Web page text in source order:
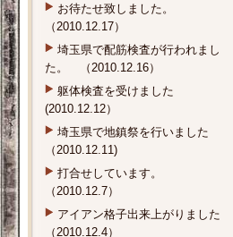
お待たせ致しました。
（2010.12.17）
埼玉県で配筋検査が行われまし
た。 （2010.12.16）
躯体検査を受けました
(2010.12.12）
埼玉県で地鎮祭を行いました
（2010.12.11)
打合せしています。
（2010.12.7）
アイアン格子出来上がりました
（2010.12.4）